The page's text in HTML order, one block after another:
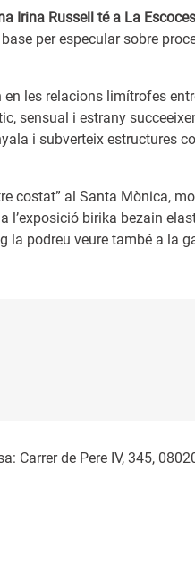
Irina Russell té a La
per especular sobre
les relacions limítrofes
sensual i estrany
i subverteix estructures
costat” al Santa Mònica,
l’exposició birika bezain
podreu veure també a la
Carrer de Pere IV, 345,